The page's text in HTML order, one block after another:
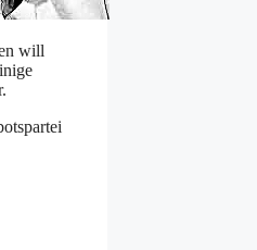
will